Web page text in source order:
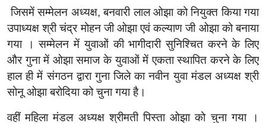
जिसमें सम्मेलन अध्यक्ष, बनवारी लाल ओझा को नियुक्त किया गया
उपाध्यक्ष श्री चंद्र मोहन जी ओझा एवं कल्याण जी ओझा को बनाया
गया । सम्मेलन में युवाओं की भागीदारी सुनिश्चित करने के लिए
और गुना में ओझा समाज के युवाओं में एकता स्थापित करने के लिए
हाल ही में संगठन द्वारा गुना जिले का नवीन युवा मंडल अध्यक्ष श्री
सोनू ओझा बरोदिया को चुना गया है।
वहीं महिला मंडल अध्यक्ष श्रीमती पिस्ता ओझा को चुना गया ।